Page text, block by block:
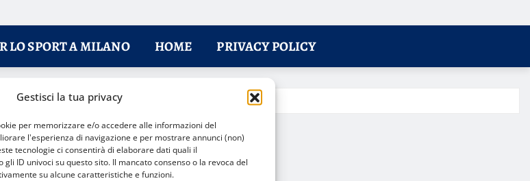
Gestisci la tua privacy
per memorizzare e/o accedere alle informazioni del
l'esperienza di navigazione e per mostrare annunci (non)
tecnologie ci consentirà di elaborare dati quali il
ID univoci su questo sito. Il mancato consenso o la revoca del
su alcune caratteristiche e funzioni.
LO SPORT A MILANO HOME PRIVACY POLICY